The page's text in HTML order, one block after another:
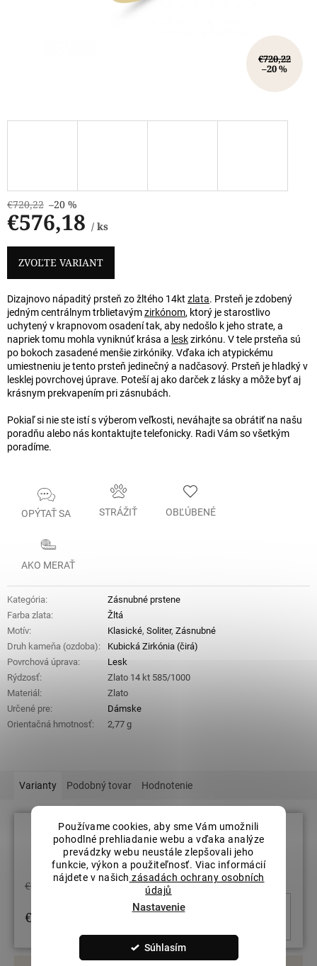
Používame cookies, aby sme Vám umožnili
pohodlné prehliadanie webu a vďaka analýze
prevádzky webu neustále zlepšovali jeho
funkcie, výkon a použiteľnosť. Viac informácií
nájdete v našich zásadách ochrany osobních
údajů
Nastavenie
Súhlasím
€720,22
–20 %
€720,22 –20 %
€576,18 / ks
Jednotková
cena:
ZVOĽTE VARIANT
Dizajnovo nápaditý prsteň zo žltého 14kt zlata. Prsteň je zdobený
jedným centrálnym trblietavýmzirkónom, ktorý je starostlivo
uchytený v krapnovom osadení tak, aby nedošlo k jeho strate, a
napriek tomu mohla vyniknúť krása a leskzirkónu. V tele prsteňa sú
po bokoch zasadené menšie zirkóniky. Vďaka ich atypickému
umiestneniu je tento prsteň jedinečný a nadčasový. Prsteň je hladký v
lesklej povrchovej úprave. Poteší aj ako darček z lásky a môže byť aj
krásnym prekvapením pri zásnubách.
Pokiaľ si nie ste istí s výberom veľkosti, neváhajte sa obrátiť na našu
poradňu alebo nás kontaktujte telefonicky. Radi Vám so všetkým
poradíme.
OPÝTAŤ SA STRÁŽIŤ OBĽÚBENÉ
AKO MERAŤ
Kategória:
Zásnubné prstene
Farba zlata:
Žltá
Motív: Klasické, Soliter, Zásnubné
Druh kameňa (ozdoba):
Kubická Zirkónia (čirá)
Povrchová úprava:
Lesk
Rýdzosť:
Zlato 14 kt 585/1000
Materiál :
Zlato
Určené pre:
Dámske
Orientačná hmotnosť: 2,77 g
Varianty Podobný tovar Hodnotenie
Veľkosť prsteňov: 55
€720,22
€576,18